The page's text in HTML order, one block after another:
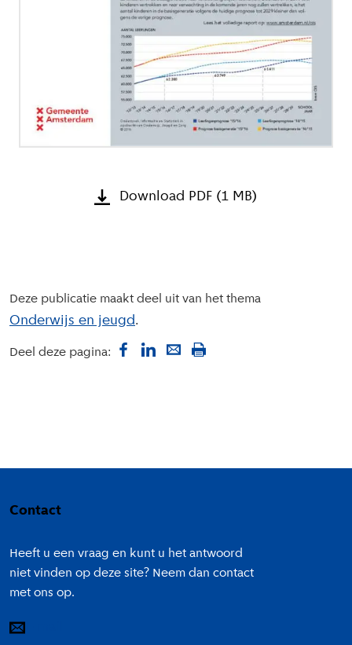
Download PDF (1 MB)
Deze publicatie maakt deel uit van het thema
Onderwijs en jeugd
Deel deze pagina:
Contact
Heeft u een vraag en kunt u het antwoord
niet vinden op deze site? Neem dan contact
met ons op.